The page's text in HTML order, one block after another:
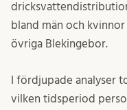
bland män och
övriga Blekingebor.
I fördjupade analyser
vilken tidsperiod